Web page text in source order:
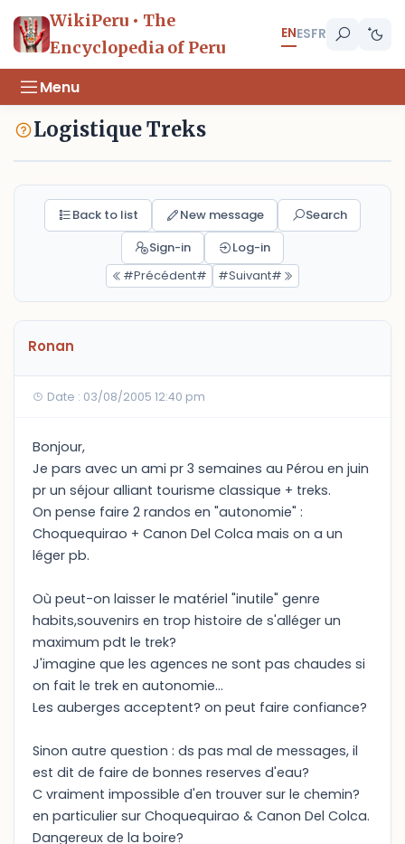
WikiPeru • The
Encyclopedia of Peru
ENESFR
Menu
Logistique Treks
Back to list New message
Search
Sign-in
Log-in
#Précédent#
#Suivant#
Ronan
Date : 03/08/2005 12:40 pm
Bonjour,
Je pars avec un ami pr 3 semaines au Pérou en juin
pr un séjour alliant tourisme classique + treks.
On pense faire 2 randos en "autonomie" :
Choquequirao + Canon Del Colca mais on a un
léger pb.
Où peut-on laisser le matériel "inutile" genre
habits,souvenirs en trop histoire de s'alléger un
maximum pdt le trek?
J'imagine que les agences ne sont pas chaudes si
on fait le trek en autonomie...
Les auberges acceptent? on peut faire confiance?
Sinon autre question : ds pas mal de messages, il
est dit de faire de bonnes reserves d'eau?
C vraiment impossible d'en trouver sur le chemin?
en particulier sur Choquequirao & Canon Del Colca.
Dangereux de la boire?